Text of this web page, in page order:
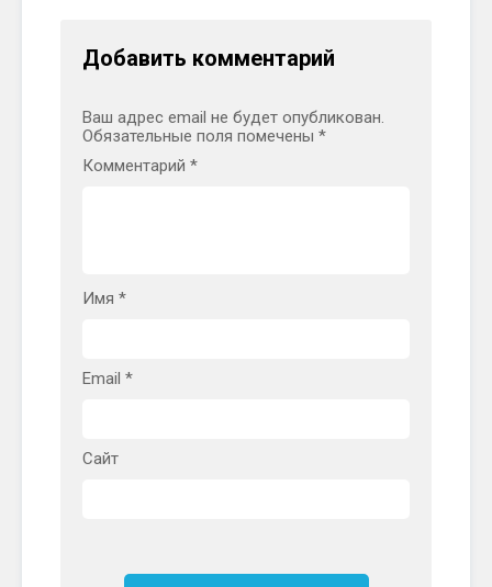
Добавить комментарий
Ваш адрес email не будет опубликован.
Обязательные поля помечены *
Комментарий *
Имя *
Email *
Сайт